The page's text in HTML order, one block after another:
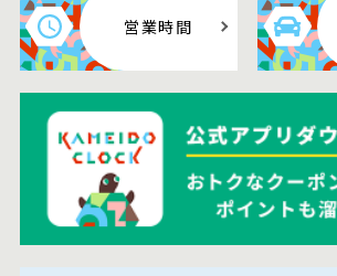
営業時間